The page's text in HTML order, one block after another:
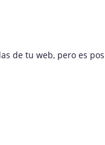
de tu web, pero es